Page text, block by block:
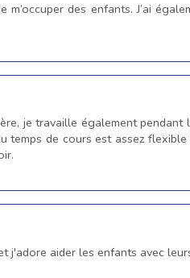
des enfants. J’ai
je travaille également
temps de cours est assez
j'adore aider les enfants avec